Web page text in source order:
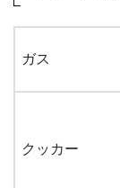
ガス
クッカー